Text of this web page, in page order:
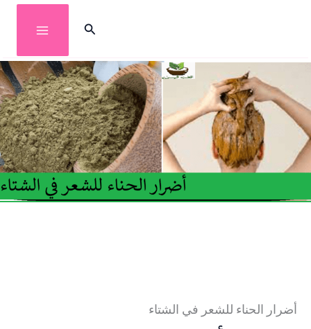
إلى
المحتوى
البحث
أضرار الحناء للشعر في الشتاء